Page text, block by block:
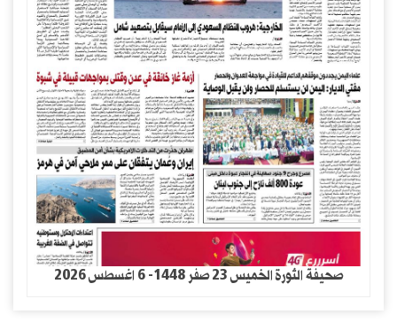
صحيفة الثورة الخميس 23 صفر 1448- 6 اغسطس 2026